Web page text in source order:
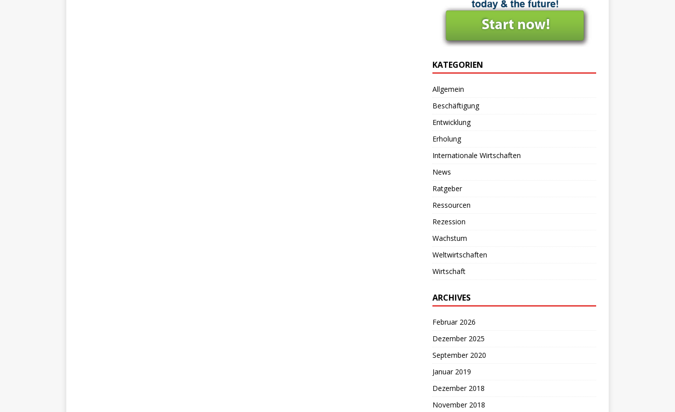
KATEGORIEN
Allgemein
Beschäftigung
Entwicklung
Erholung
Internationale Wirtschaften
News
Ratgeber
Ressourcen
Rezession
Wachstum
Weltwirtschaften
Wirtschaft
ARCHIVES
Februar 2026
Dezember 2025
September 2020
Januar 2019
Dezember 2018
November 2018